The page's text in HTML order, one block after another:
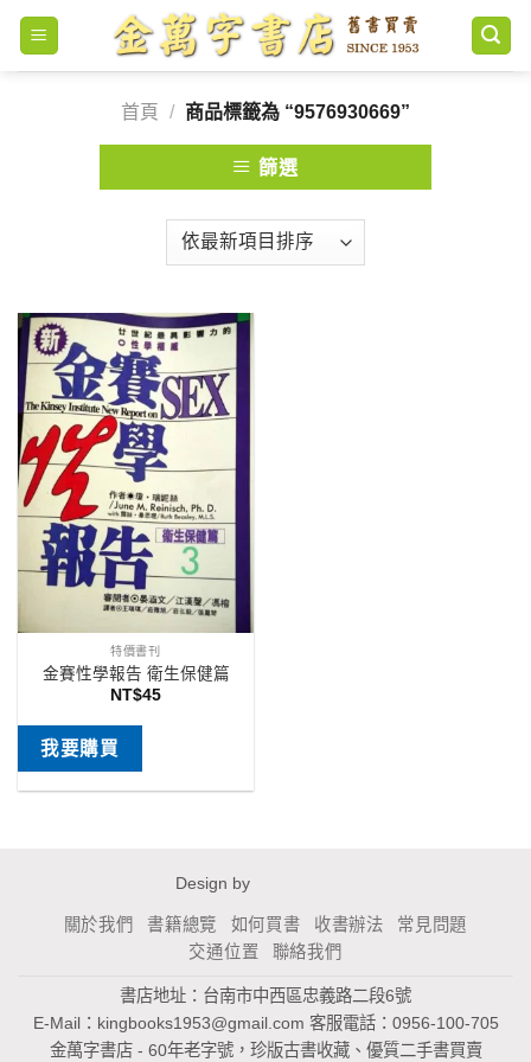
Skip
content
首頁
/ 商品標籤為 “9576930669”
篩選
特價書刊
金賽性學報告 衛生保健篇
NT$45
我要購買
Design by
關於我們 書籍總覽 如何買書 收書辦法
常見問題
交通位置
聯絡我們
書店地址：台南市中西區忠義路二段6號
E-Mail： kingbooks1953@gmail.com 客服電話：0956-100-705
金萬字書店 - 60年老字號，珍版古書收藏、優質二手書買賣